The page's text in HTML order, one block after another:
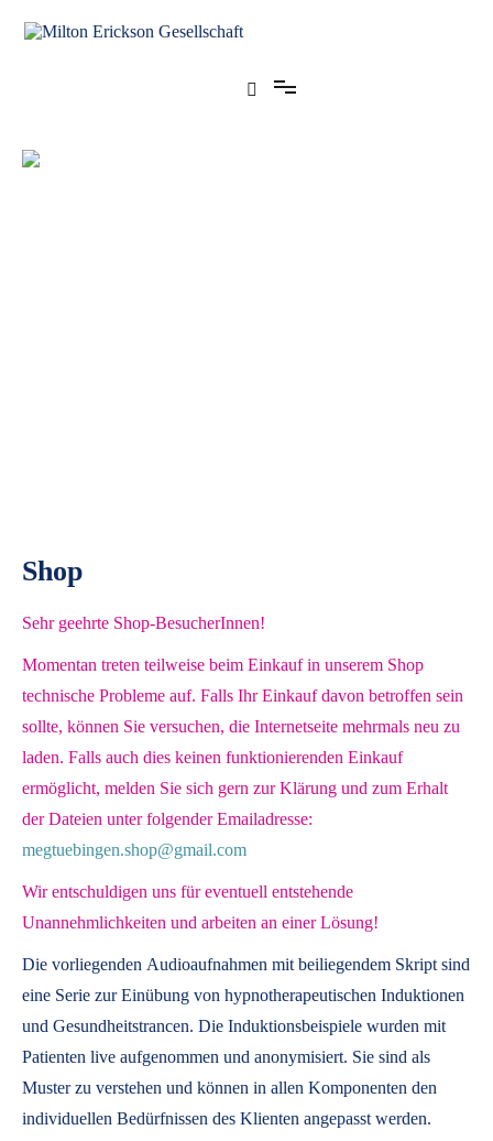
Shop
Sehr geehrte Shop-BesucherInnen!
Momentan treten teilweise beim Einkauf in unserem Shop
technische Probleme auf. Falls Ihr Einkauf davon betroffen sein
sollte, können Sie versuchen, die Internetseite mehrmals neu zu
laden. Falls auch dies keinen funktionierenden Einkauf
ermöglicht, melden Sie sich gern zur Klärung und zum Erhalt
der Dateien unter folgender Emailadresse:
megtuebingen.shop@gmail.com
Wir entschuldigen uns für eventuell entstehende
Unannehmlichkeiten und arbeiten an einer Lösung!
Die vorliegenden Audioaufnahmen mit beiliegendem Skript sind
eine Serie zur Einübung von hypnotherapeutischen Induktionen
und Gesundheitstrancen. Die Induktionsbeispiele wurden mit
Patienten live aufgenommen und anonymisiert. Sie sind als
Muster zu verstehen und können in allen Komponenten den
individuellen Bedürfnissen des Klienten angepasst werden.